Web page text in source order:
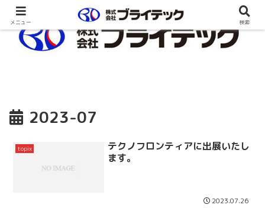
2023-07
topix
テクノフロンティアに出展いたし
ます。
2023.07.26
メニュー 検索